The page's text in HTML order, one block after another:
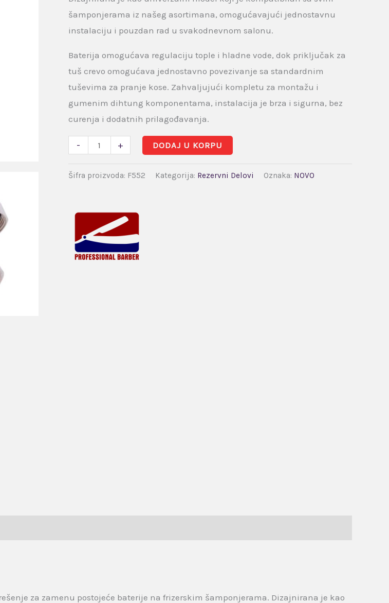
šamponjerama iz našeg asortimana, omogućavajući jednostavnu
instalaciju i pouzdan rad u svakodnevnom salonu.
Baterija omogućava regulaciju tople i hladne vode, dok priključak za
tuš crevo omogućava jednostavno povezivanje sa standardnim
tuševima za pranje kose. Zahvaljujući kompletu za montažu i
gumenim dihtung komponentama, instalacija je brza i sigurna, bez
curenja i dodatnih prilagođavanja.
- + DODAJ U KORPU
Šifra proizvoda: F552 Kategorija: Rezervni Delovi Oznaka: NOVO
za zamenu postojeće baterije na frizerskim šamponjerama. Dizajnirana je kao